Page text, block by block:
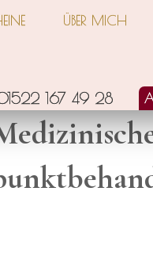
ÜBER MICH
167 49 28